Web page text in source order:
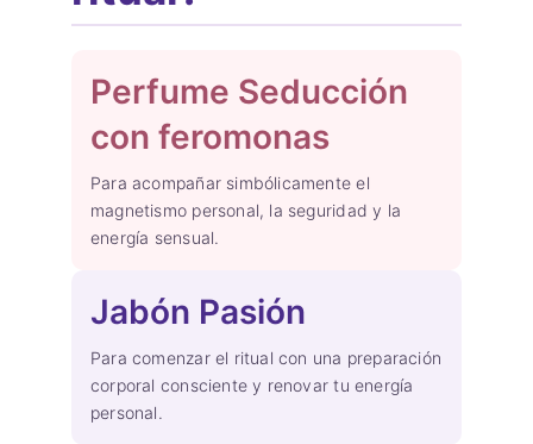
Perfume Seducción
con feromonas
Para acompañar simbólicamente el
magnetismo personal, la seguridad y la
energía sensual.
Jabón Pasión
Para comenzar el ritual con una preparación
corporal consciente y renovar tu energía
personal.